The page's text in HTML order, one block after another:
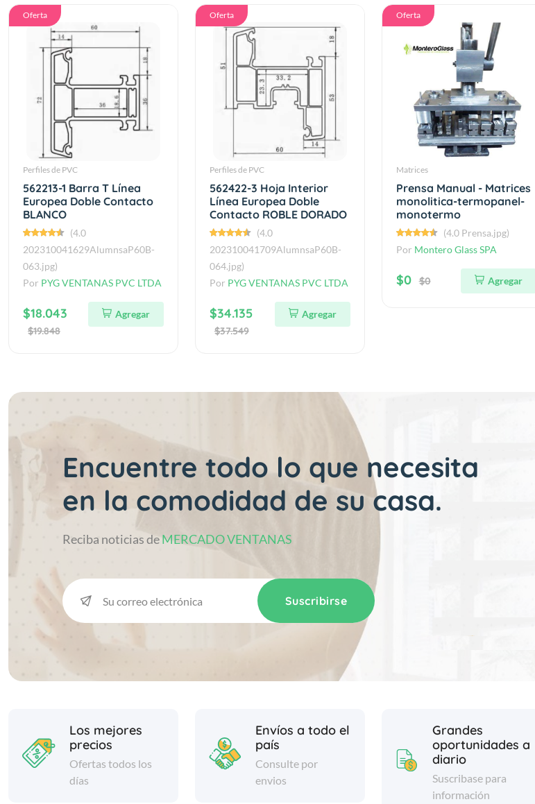
Oferta
Perfiles de PVC
562213-1 Barra T Línea
Europea Doble Contacto
BLANCO
(4.0
202310041629AlumnsaP60B-
063.jpg)
Por PYG VENTANAS PVC LTDA
$18.043
$19.848
Agregar
Oferta
Perfiles de PVC
562422-3 Hoja Interior
Línea Europea Doble
Contacto ROBLE DORADO
(4.0
202310041709AlumnsaP60B-
064.jpg)
Por PYG VENTANAS PVC LTDA
$34.135
$37.549
Agregar
Oferta
Matrices
Prensa Manual - Matrices
monolitica-termopanel-
monotermo
(4.0 Prensa.jpg)
Por Montero Glass SPA
$0 $0 Agregar
Encuentre todo lo que necesita
en la comodidad de su casa.
Reciba noticias deMERCADO VENTANAS
Suscribirse
Los mejores
precios
Ofertas todos los
días
Envíos a todo el
país
Consulte por
envios
Grandes
oportunidades a
diario
Suscribase para
información